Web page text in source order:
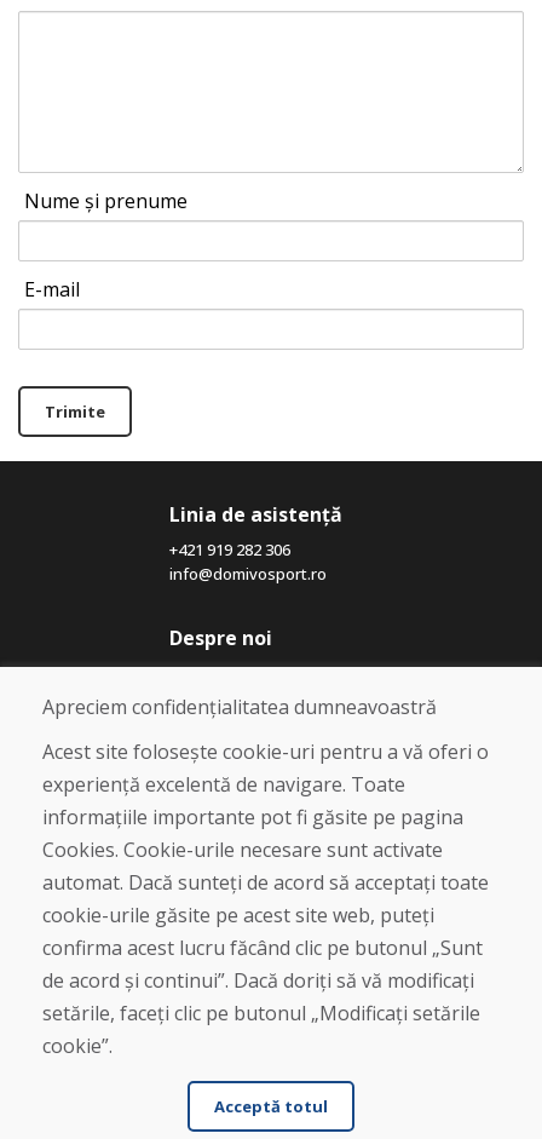
Nume și prenume
E-mail
Trimite
Linia de asistență
+421 919 282 306
info@domivosport.ro
Despre noi
Blog
Despre noi
Magazin
Contact
Cumpărare
Magazin online
Livrare și plată
Plângere
Retur și schimb de mărfuri
Protecția datelor cu caracter personal
Cookies
Apreciem confidențialitatea dumneavoastră
Acest site folosește cookie-uri pentru a vă oferi o
experiență excelentă de navigare. Toate
informațiile importante pot fi găsite pe pagina
Cookies. Cookie-urile necesare sunt activate
automat. Dacă sunteți de acord să acceptați toate
cookie-urile găsite pe acest site web, puteți
confirma acest lucru făcând clic pe butonul „Sunt
de acord și continui”. Dacă doriți să vă modificați
setările, faceți clic pe butonul „Modificați setările
cookie”.
Acceptă totul